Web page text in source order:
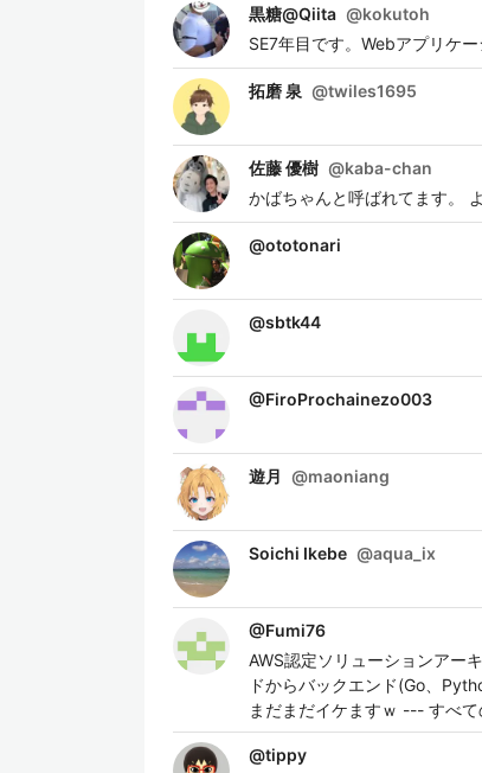
黒糖@Qiita @kokutoh
SE7年目です。Webアプリケ
拓磨 泉 @twiles1695
佐藤 優樹 @kaba-chan
かばちゃんと呼ばれてます。
@ototonari
@sbtk44
@FiroProchainezo003
遊月 @maoniang
Soichi Ikebe @aqua_ix
@Fumi76
AWS認定ソリューションアー
ドからバックエンド(Go、
まだまだイケますｗ --- すべ
@tippy